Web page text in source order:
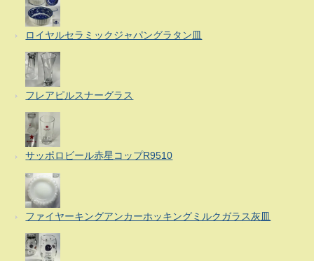
ロイヤルセラミックジャパングラタン皿
フレアピルスナーグラス
サッポロビール赤星コップR9510
ファイヤーキングアンカーホッキングミルクガラス灰皿